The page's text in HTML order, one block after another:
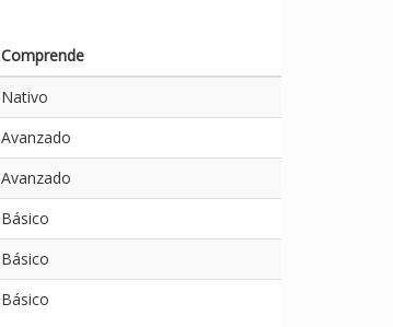
Comprende
Nativo
Avanzado
Avanzado
Básico
Básico
Básico